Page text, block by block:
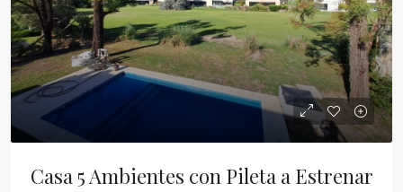
Casa 5 Ambientes con Pileta a Estrenar